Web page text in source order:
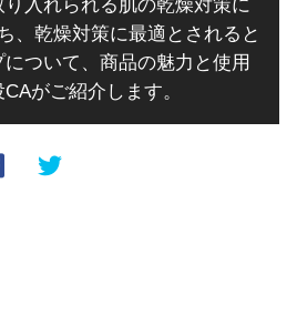
入れられる肌の乾燥対策に
、乾燥対策に最適とされると
ついて、商品の魅力と使用
がご紹介します。